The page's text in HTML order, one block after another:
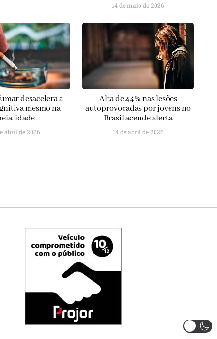
14 de maio de 2026
desacelera a
mesmo na
idade
abril de 2026
Alta de 44% nas lesões
autoprovocadas por jovens no
Brasil acende alerta
14 de abril de 2026